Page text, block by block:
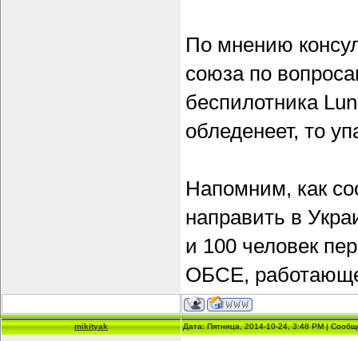
По мнению
союза по
беспилотника
обледенеет, то
Напомним, как
направить в
и 100 человек
ОБСЕ,
mikityak Дата: Пятница, 2014-10-24, 3:48 PM |